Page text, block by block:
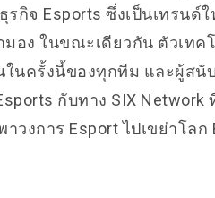
กิจ Esports ซึ่งเป็นเทรนด์
มอง ในขณะเดียวกัน ตัวเทค
นครั้งนี้ของทุกทีม และผู้สนั
กับทาง SIX
งการ Esport ไปเขย่าโลก